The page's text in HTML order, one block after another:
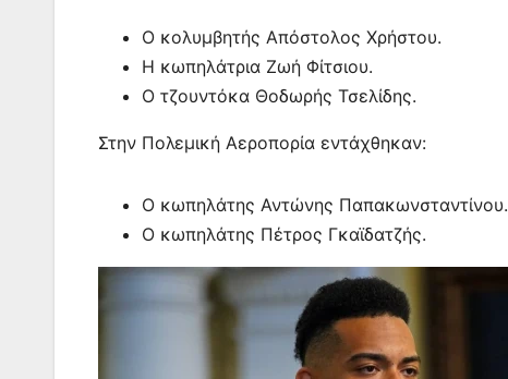
Ο κολυμβητής Απόστολος Χρήστου.
Η κωπηλάτρια Ζωή Φίτσιου.
Ο τζουντόκα Θοδωρής Τσελίδης.
Στην Πολεμική Αεροπορία εντάχθηκαν:
Ο κωπηλάτης Αντώνης Παπακωνσταντίνου.
Ο κωπηλάτης Πέτρος Γκαϊδατζής.